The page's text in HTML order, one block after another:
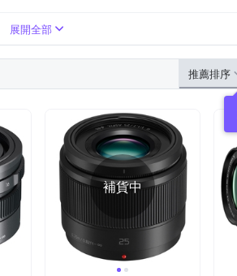
展開全部
推薦排序
補貨中